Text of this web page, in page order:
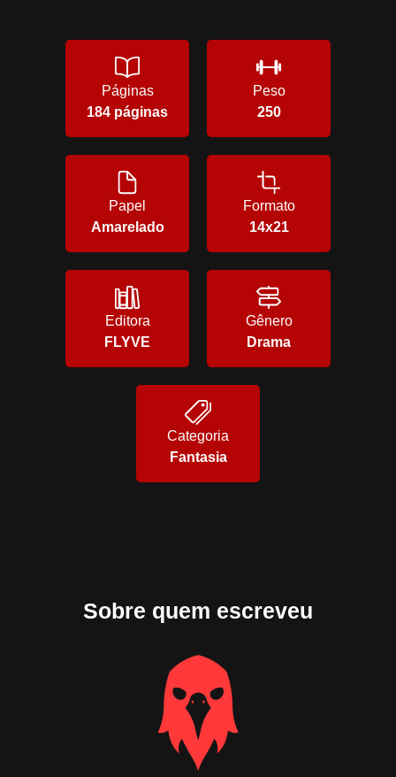
Páginas
184 páginas
Peso
250
Papel
Amarelado
Formato
14x21
Editora
FLYVE
Gênero
Drama
Categoria
Fantasia
Sobre quem escreveu